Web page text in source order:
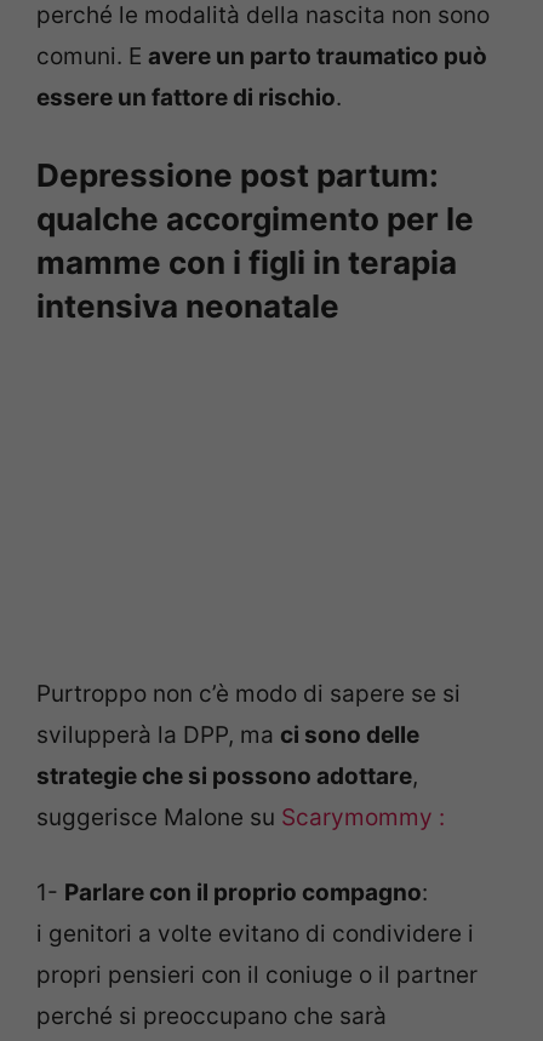
perché le modalità della nascita non sono
comuni. E avere un parto traumatico può
essere un fattore di rischio.
Depressione post partum:
qualche accorgimento per le
mamme con i figli in terapia
intensiva neonatale
Purtroppo non c’è modo di sapere se si
svilupperà la DPP, ma ci sono delle
strategie che si possono adottare,
suggerisce Malone su Scarymommy :
1- Parlare con il proprio compagno:
i genitori a volte evitano di condividere i
propri pensieri con il coniuge o il partner
perché si preoccupano che sarà